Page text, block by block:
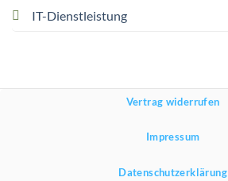
IT-Dienstleistung
Vertrag widerrufen
Impressum
Datenschutzerklärung